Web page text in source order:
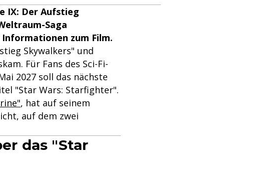
IX: Der Aufstieg
Saga
zum Film.
Skywalkers" und
Für Fans des Sci-Fi-
2027 soll das nächste
"Star Wars: Starfighter".
, hat auf seinem
auf dem zwei
das "Star